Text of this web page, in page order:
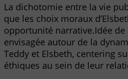
La dichotomie entre la vie
que les choix moraux
opportunité narrative.Idée
envisagée autour de la
Teddy et Elsbeth, centering
éthiques au sein de leur